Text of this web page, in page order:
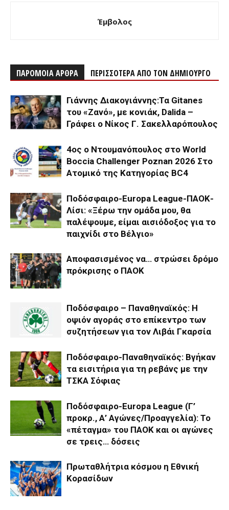
Έμβολος
ΠΑΡΟΜΟΙΑ ΑΡΘΡΑ ΠΕΡΙΣΣΟΤΕΡΑ ΑΠΟ ΤΟΝ ΔΗΜΙΟΥΡΓΟ
Γιάννης Διακογιάννης:Τα Gitanes
του «Ζανό», με κονιάκ, Dalida –
Γράφει ο Νίκος Γ. Σακελλαρόπουλος
4ος ο Ντουμανόπουλος στο World
Boccia Challenger Poznan 2026 Στο
Ατομικό της Κατηγορίας BC4
Ποδόσφαιρο-Europa League-ΠΑΟΚ-
Λίσι: «Ξέρω την ομάδα μου, θα
παλέψουμε, είμαι αισιόδοξος για το
παιχνίδι στο Βέλγιο»
Αποφασισμένος να… στρώσει δρόμο
πρόκρισης ο ΠΑΟΚ
Ποδόσφαιρο – Παναθηναϊκός: Η
οψιόν αγοράς στο επίκεντρο των
συζητήσεων για τον Λιβάι Γκαρσία
Ποδόσφαιρο-Παναθηναϊκός: Βγήκαν
τα εισιτήρια για τη ρεβάνς με την
ΤΣΚΑ Σόφιας
Ποδόσφαιρο-Europa League (Γ’
προκρ., Α’ Αγώνες/Προαγγελία): Το
«πέταγμα» του ΠΑΟΚ και οι αγώνες
σε τρεις… δόσεις
Πρωταθλήτρια κόσμου η Εθνική
Κορασίδων